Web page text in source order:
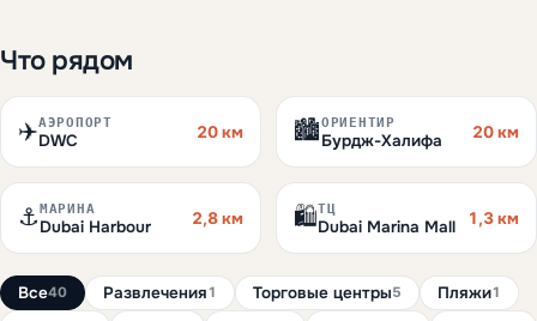
Что рядом
✈️АЭРОПОРТ
DWC 20 км 🏙️ОРИЕНТИР
Бурдж-Халифа 20 км
⚓ МАРИНА
Dubai Harbour 2,8 км 🛍️ТЦ
Dubai Marina Mall 1,3 км
Все40 Развлечения1 Торговые центры5 Пляжи1